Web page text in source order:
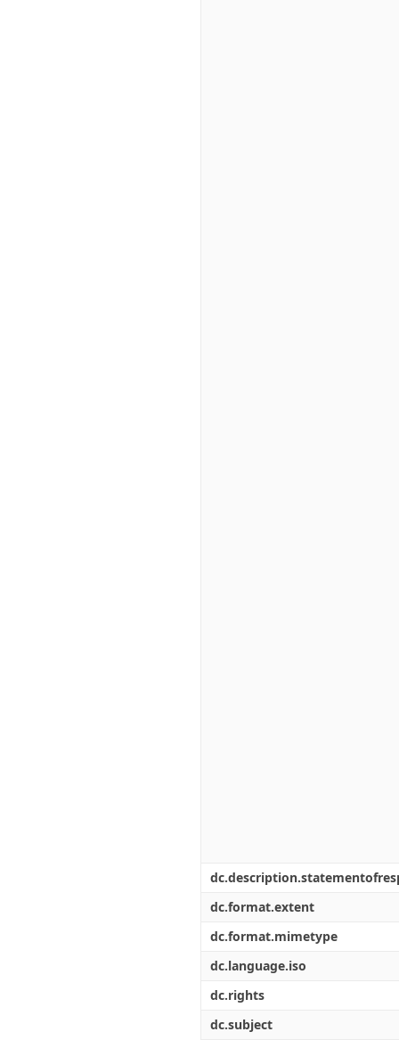
dc.format.extent
dc.format.mimetype
dc.language.iso
dc.rights
dc.subject